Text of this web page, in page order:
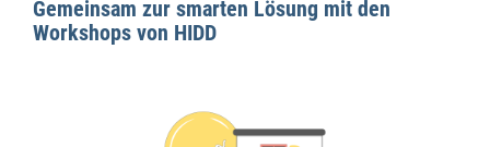
Gemeinsam zur smarten Lösung mit den
Workshops von HIDD